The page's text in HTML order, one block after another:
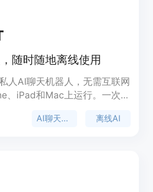
随时随地离线使用
人AI聊天机器人，无需互联网
、iPad和Mac上运行。一次购
括离线运行、AI摘要、创意思
AI聊天机器人 离线AI